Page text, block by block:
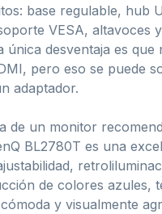
base regulable, hub
VESA, altavoces
única desventaja es que
pero eso se puede
adaptador.
de un monitor
BL2780T es una
de colores azules,
y visualmente